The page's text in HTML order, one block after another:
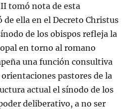
tomó nota de esta
ella en el Decreto Christus
de los obispos refleja la
en torno al romano
una función consultiva
pastores de la
actual el sí­nodo de los
deliberativo, a no ser